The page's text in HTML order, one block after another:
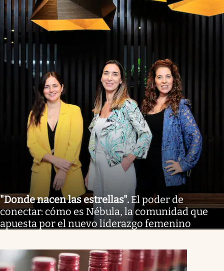
"Donde nacen las estrellas". El poder de
conectar: cómo es Nébula, la comunidad que
apuesta por el nuevo liderazgo femenino